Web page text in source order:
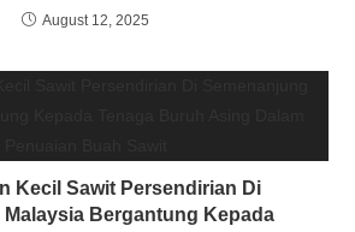
August 12, 2025
Kecil Sawit Persendirian Di
Bergantung Kepada